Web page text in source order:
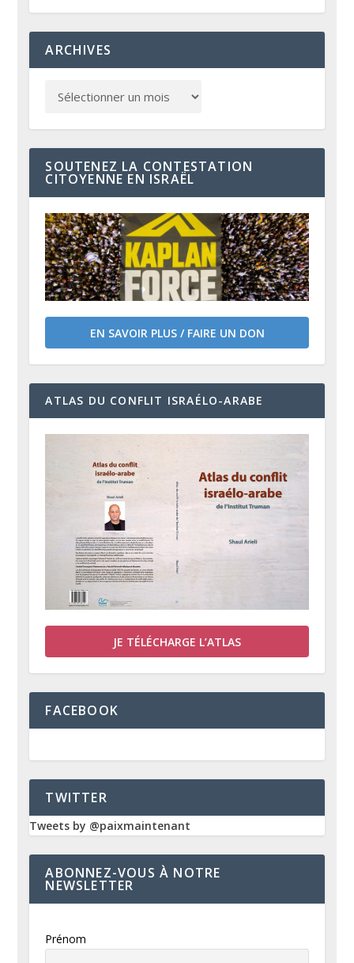
ARCHIVES
SOUTENEZ LA CONTESTATION
CITOYENNE EN ISRAËL
EN SAVOIR PLUS / FAIRE UN DON
ATLAS DU CONFLIT ISRAÉLO-ARABE
JE TÉLÉCHARGE L’ATLAS
FACEBOOK
TWITTER
Tweets by @paixmaintenant
ABONNEZ-VOUS À NOTRE
NEWSLETTER
Prénom